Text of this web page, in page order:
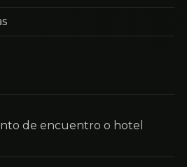
de encuentro o hotel